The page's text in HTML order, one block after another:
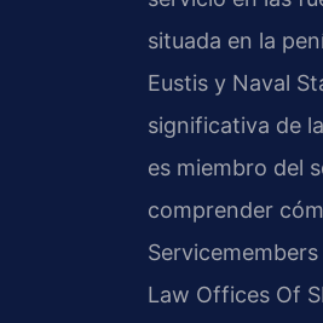
situada en la
Eustis y Naval
significativa de
es miembro del
comprender
Law Offices Of